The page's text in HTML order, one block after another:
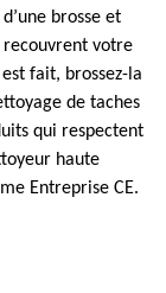
brosse et
recouvrent votre
fait, brossez-la
de taches
qui respectent
haute
Entreprise CE.